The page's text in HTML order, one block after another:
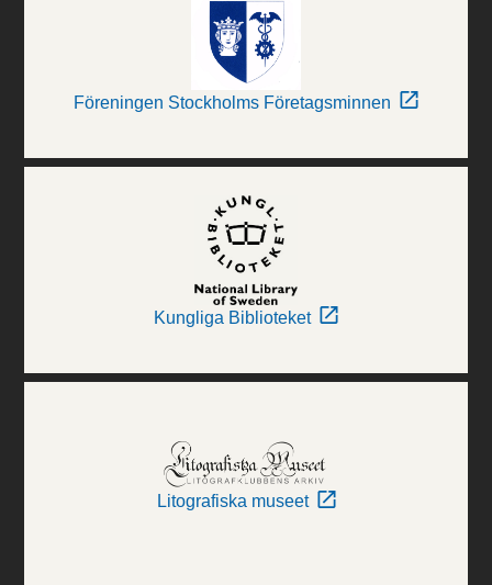
Föreningen Stockholms Företagsminnen
Kungliga Biblioteket
Litografiska museet